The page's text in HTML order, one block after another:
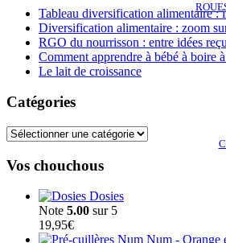
Tableau diversification alimentaire :
Diversification alimentaire : zoom
RGO du nourrisson : entre idées
Comment apprendre à bébé à boire
Le lait de croissance
Catégories
Catégories
Vos chouchous
Dosies
Note 5.00 sur 5
19,95€